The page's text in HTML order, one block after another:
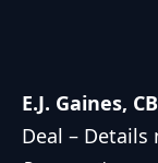
E.J. Gaines,
Deal –